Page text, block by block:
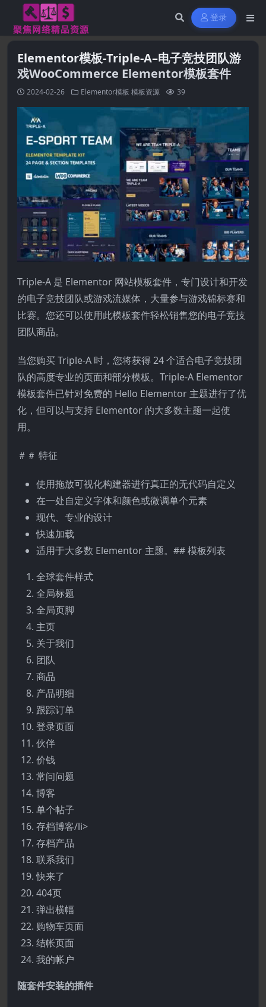
登录
Elementor模板-Triple-A–电子竞技团队游
戏WooCommerce Elementor模板套件
2024-02-26 Elementor模板 模板资源 39
Triple-A 是 Elementor 网站模板套件，专门设计和开发
的电子竞技团队或游戏流媒体，大量参与游戏锦标赛和
比赛。您还可以使用此模板套件轻松销售您的电子竞技
团队商品。
当您购买 Triple-A 时，您将获得 24 个适合电子竞技团
队的高度专业的页面和部分模板。Triple-A Elementor
模板套件已针对免费的 Hello Elementor 主题进行了优
化，但可以与支持 Elementor 的大多数主题一起使
用。
＃＃ 特征
使用拖放可视化构建器进行真正的无代码自定义
在一处自定义字体和颜色或微调单个元素
现代、专业的设计
快速加载
适用于大多数 Elementor 主题。## 模板列表
全球套件样式
全局标题
全局页脚
主页
关于我们
团队
商品
产品明细
跟踪订单
登录页面
伙伴
价钱
常问问题
博客
单个帖子
存档博客/li>
存档产品
联系我们
快来了
404页
弹出横幅
购物车页面
结帐页面
我的帐户
随套件安装的插件